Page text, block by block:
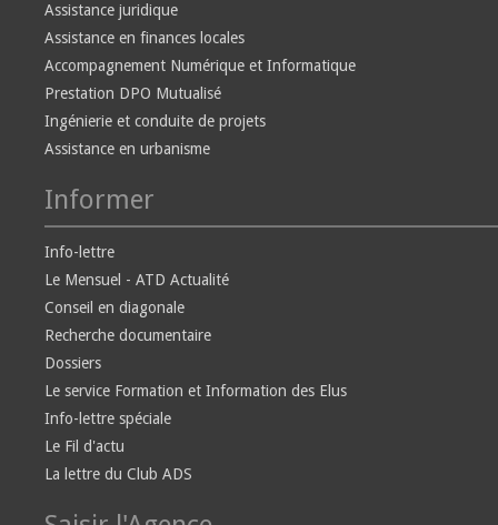
Assistance juridique
Assistance en finances locales
Accompagnement Numérique et Informatique
Prestation DPO Mutualisé
Ingénierie et conduite de projets
Assistance en urbanisme
Informer
Info-lettre
Le Mensuel - ATD Actualité
Conseil en diagonale
Recherche documentaire
Dossiers
Le service Formation et Information des Elus
Info-lettre spéciale
Le Fil d'actu
La lettre du Club ADS